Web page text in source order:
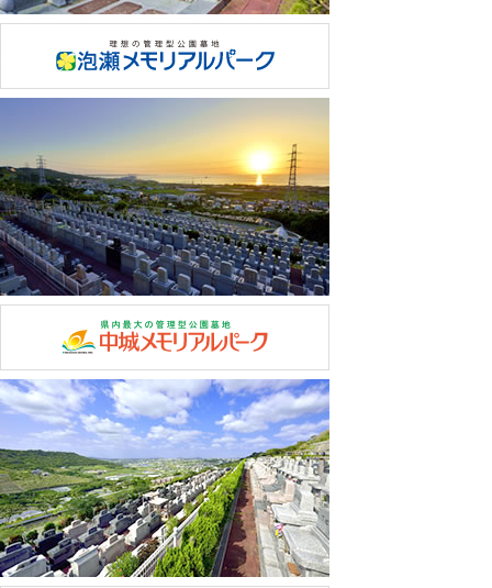
損等の防止に努めます。
情報をご提供いただいたご本人様からの利用目的の通
知、個人情報の開示・訂正・追加・削除についてのお申
し出がある場合は、適正に対処致します。当協会の営業
す。ご本人からのお申し出に対して、当協会が規定する
書面をFAXにて受付・回答するものとします。
但し、ご本人もしくは代理人であることを確認できる書
面が別途必要です。これは不正な開示請求等を防ぐため
の処置です。また、お客様側の手続きに関わる費用（着
払いやコレクトコールなどの費用がかかるもの）につい
て当協会はその一切の債務を負いません。以上を予めご
了承の上、ご利用をいただくものとします。
郵送などに必要な費用について 事務処理の都合上、証
明書などの取得費用や郵送料金が必要な場合は、
その全費用をお客様に請求いたします。当協会指定振込
先に入金を確認した時点で、速やかに事務処理、郵送処
理をいたします。
【３】個人情報に関する安全管理上の改定処置について
当協会は「個人情報の取扱いについて」の内容を改定す
る場合があります。その際は、本ページに内容を反映し